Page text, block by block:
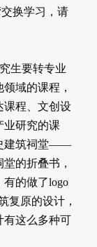
换学习，请
生要转专业
域的课程，
课程、文创设
业研究的课
建筑祠堂——
的折叠书，
的做了logo
复原的设计，
有这么多种可